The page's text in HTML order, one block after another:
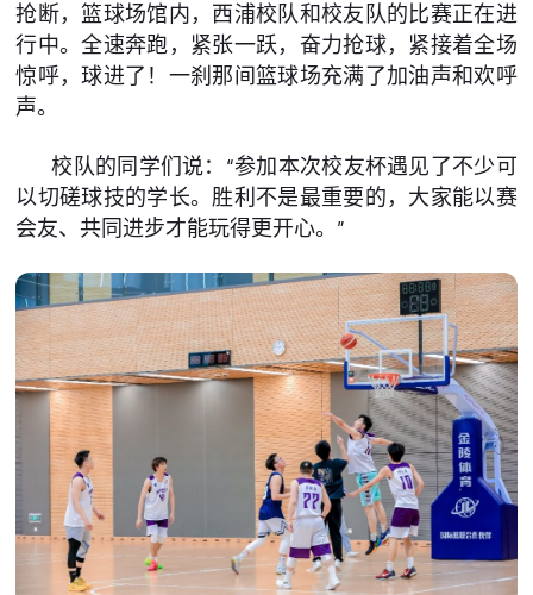
抢断，篮球场馆内，西浦校队和校友队的比赛正在进
行中。全速奔跑，紧张一跃，奋力抢球，紧接着全场
惊呼，球进了！一刹那间篮球场充满了加油声和欢呼
声。
校队的同学们说：“参加本次校友杯遇见了不少可
以切磋球技的学长。胜利不是最重要的，大家能以赛
会友、共同进步才能玩得更开心。”